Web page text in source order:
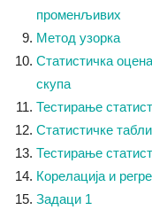
променљивих
Метод узорка
Статистичка
скупа
Тестирање
Статистичке
Тестирање
Корелација и
Задаци 1